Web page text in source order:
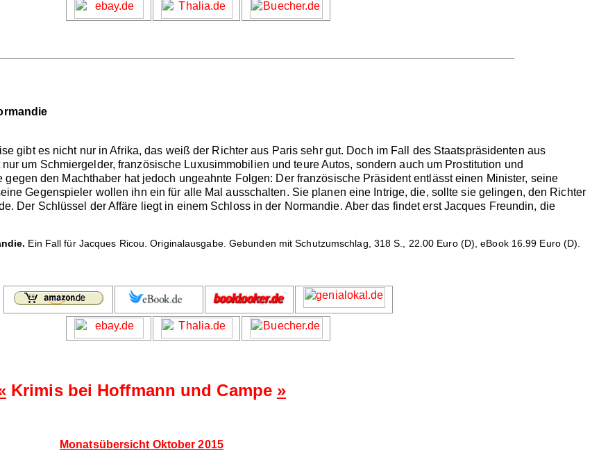
gibt es nicht nur in Afrika, das weiß der Richter aus Paris sehr gut. Doch im Fall des Staatspräsidenten aus
um Schmiergelder, französische Luxusimmobilien und teure Autos, sondern auch um Prostitution und
den Machthaber hat jedoch ungeahnte Folgen: Der französische Präsident entlässt einen Minister, seine
Gegenspieler wollen ihn ein für alle Mal ausschalten. Sie planen eine Intrige, die, sollte sie gelingen, den Richter
Der Schlüssel der Affäre liegt in einem Schloss in der Normandie. Aber das findet erst Jacques Freundin, die
Ein Fall für Jacques Ricou. Originalausgabe. Gebunden mit Schutzumschlag, 318 S., 22.00 Euro (D), eBook 16.99 Euro (D).
Krimis bei Hoffmann und Campe »
Monatsübersicht Oktober 2015